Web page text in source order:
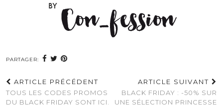
PARTAGER:
ARTICLE PRÉCÉDENT
TOUS LES CODES PROMOS
DU BLACK FRIDAY SONT ICI.
ARTICLE SUIVANT
BLACK FRIDAY : -50% SUR
UNE SÉLECTION PRINCESSE